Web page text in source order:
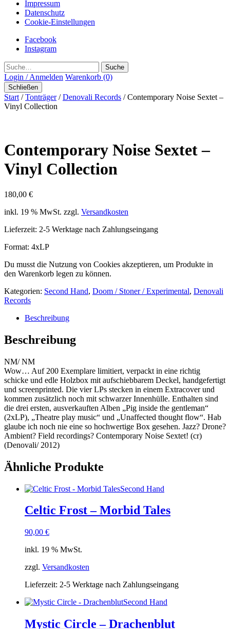
Impressum
Datenschutz
Cookie-Einstellungen
Facebook
Instagram
Suche
Login / Anmelden Warenkorb (0)
Schließen
Start /Tonträger/Denovali Records / Contemporary Noise Sextet –
Vinyl Collection
Contemporary Noise Sextet –
Vinyl Collection
180,00 €
inkl. 19 % MwSt. zzgl. Versandkosten
Lieferzeit: 2-5 Werktage nach Zahlungseingang
Format: 4xLP
Du musst die Nutzung von Cookies akzeptieren, um Produkte in
den Warenkorb legen zu können.
Kategorien: Second Hand, Doom / Stoner / Experimental, Denovali
Records
Beschreibung
Beschreibung
NM/ NM
Wow… Auf 200 Exemplare limitiert, verpackt in eine richtig
schicke und edle Holzbox mit aufschiebbarem Deckel, handgefertigt
und screenprinted. Die vier LPs stecken in einem Extracover und
kommen zusätzlich noch mit schwarzer Innenhülle. Enthalten sind
die drei ersten, ausverkauften Alben „Pig inside the gentleman“
(2xLP), „Theatre play music“ und „Unaffected thought flow“. Hab
glaube ich noch nie eine so hochwertige Box gesehen. Jazz? Drone?
Ambient? Field recordings? Contemporary Noise Sextet! (cr)
(Denovali/ 2012)
Ähnliche Produkte
Second Hand
Celtic Frost – Morbid Tales
90,00 €
inkl. 19 % MwSt.
zzgl. Versandkosten
Lieferzeit: 2-5 Werktage nach Zahlungseingang
Second Hand
Mystic Circle – Drachenblut